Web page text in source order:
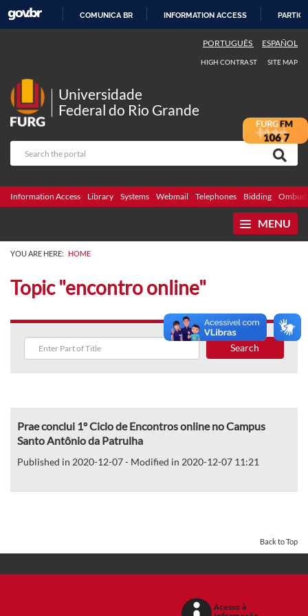
COMUNICA BR INFORMATION ACCESS
PORTUGUÊS ESPAÑOL
HIGH CONTRAST SITE MAP
Universidade
Federal do Rio Grande
Information Access Library Systems Webmail Telephones Bidding
MENU
YOU ARE HERE: HOME
Topic "encontro online"
Search
Prae conclui 1º Ciclo de Encontros online no Campus
Santo Antônio da Patrulha
Published in 2020-12-07 - Modified in 2020-12-07 11:21
Back to Top